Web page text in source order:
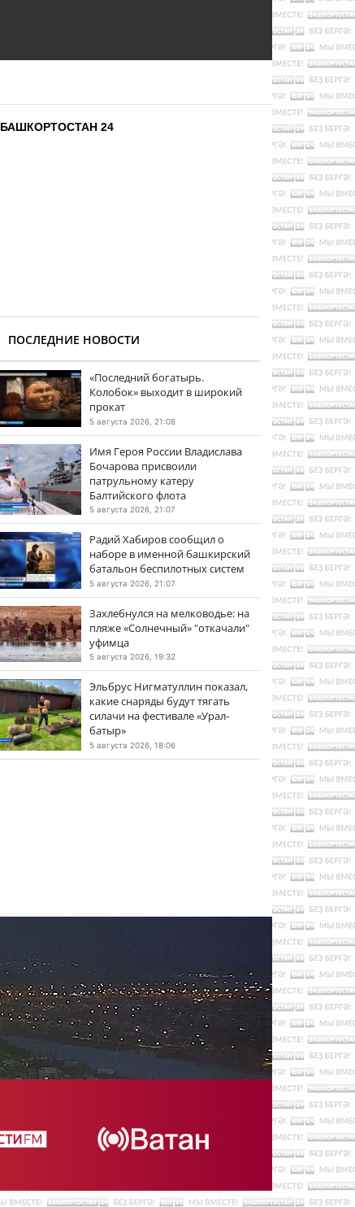
БАШКОРТОСТАН 24
ПОСЛЕДНИЕ НОВОСТИ
«Последний богатырь.
Колобок» выходит в широкий
прокат
5 августа 2026, 21:08
Имя Героя России Владислава
Бочарова присвоили
патрульному катеру
Балтийского флота
5 августа 2026, 21:07
Радий Хабиров сообщил о
наборе в именной башкирский
батальон беспилотных систем
5 августа 2026, 21:07
Захлебнулся на мелководье: на
пляже «Солнечный» "откачали"
уфимца
5 августа 2026, 19:32
Эльбрус Нигматуллин показал,
какие снаряды будут тягать
силачи на фестивале «Урал-
батыр»
5 августа 2026, 18:06